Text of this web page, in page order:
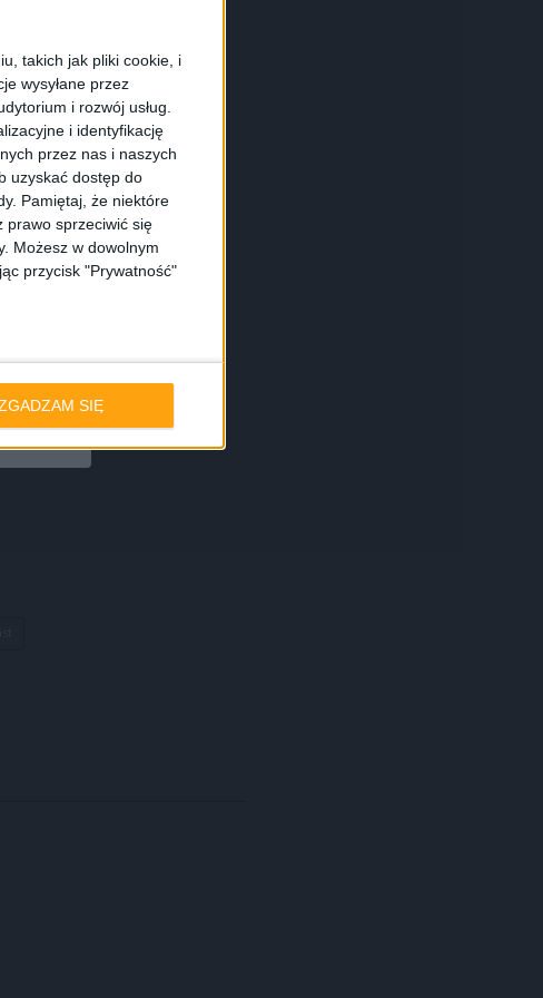
takich jak pliki cookie, i
wysyłane przez
i rozwój usług.
i identyfikację
przez nas i naszych
uzyskać dostęp do
Pamiętaj, że niektóre
prawo sprzeciwić się
Możesz w dowolnym
przycisk "Prywatność"
SIĘ
Apple Podcasts
Overcast
Stitcher